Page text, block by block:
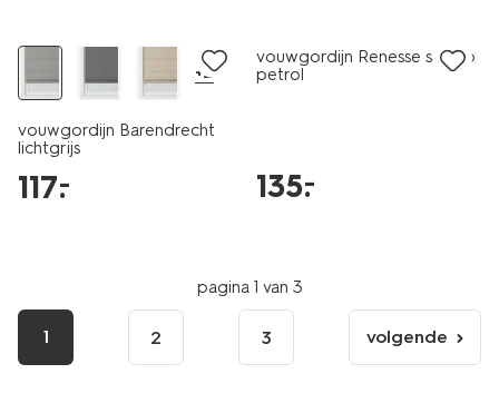
+2
vouwgordijn Barendrecht
lichtgrijs
117.
–
vouwgordijn Renesse streep
petrol
135.
–
pagina 1 van 3
1 2 3
volgende
pagina
volgende